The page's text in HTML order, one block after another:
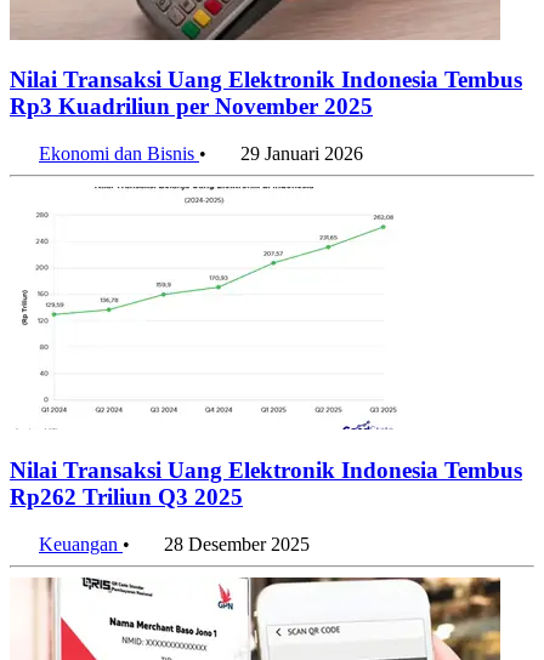
Nilai Transaksi Uang Elektronik Indonesia Tembus
Ekonomi dan Bisnis• 29 Januari 2026
Nilai Transaksi Uang Elektronik Indonesia Tembus
Rp262 Triliun Q3 2025
Keuangan• 28 Desember 2025